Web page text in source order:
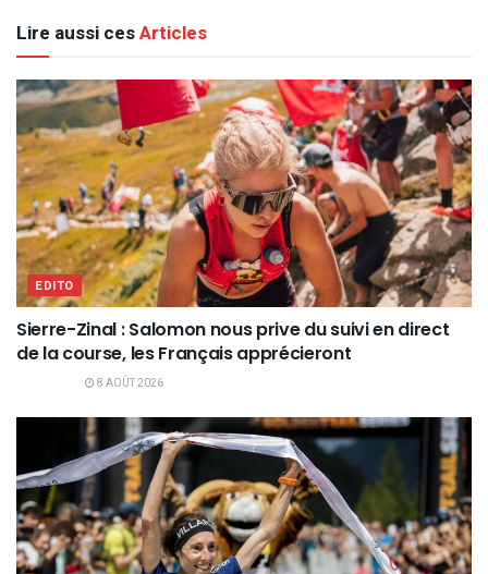
Lire aussi cesArticles
EDITO
Sierre-Zinal : Salomon nous prive du suivi en direct
de la course, les Français apprécieront
8 AOÛT 2026